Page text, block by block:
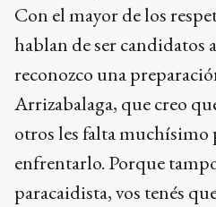
Con el mayor de los
hablan de ser candidatos
reconozco una
Arrizabalaga, que creo
otros les falta muchísimo
enfrentarlo. Porque
paracaidista, vos tenés